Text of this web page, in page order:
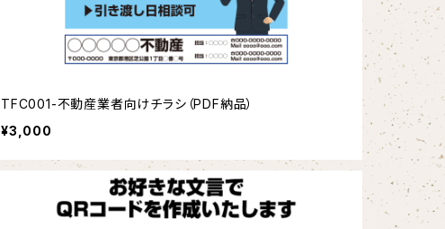
TFC001-不動産業者向けチラシ（PDF納品）
¥3,000